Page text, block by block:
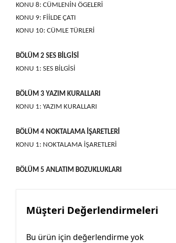
KONU 8: CÜMLENİN ÖGELERİ
KONU 9: FİİLDE ÇATI
KONU 10: CÜMLE TÜRLERİ
BÖLÜM 2 SES BİLGİSİ
KONU 1: SES BİLGİSİ
BÖLÜM 3 YAZIM KURALLARI
KONU 1: YAZIM KURALLARI
BÖLÜM 4 NOKTALAMA İŞARETLERİ
KONU 1: NOKTALAMA İŞARETLERİ
BÖLÜM 5 ANLATIM BOZUKLUKLARI
Müşteri Değerlendirmeleri
Bu ürün için değerlendirme yok